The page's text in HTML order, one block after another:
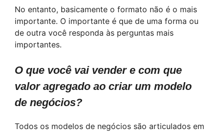
No entanto, basicamente o formato não é o mais
importante. O importante é que de uma forma ou
de outra você responda às perguntas mais
importantes.
O que você vai vender e com que
valor agregado ao criar um modelo
de negócios?
Todos os modelos de negócios são articulados em